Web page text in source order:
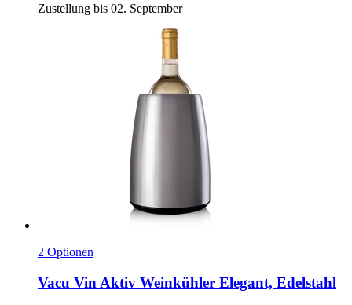
Zustellung bis 02. September
2 Optionen
Vacu Vin Aktiv Weinkühler Elegant, Edelstahl